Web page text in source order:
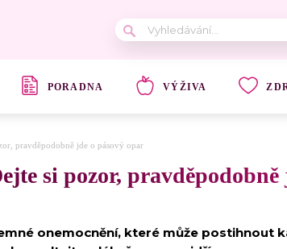
PORADNA VÝŽIVA
pravděpodobně jde o pásový opar
si pozor,
onemocnění, které může postihnout